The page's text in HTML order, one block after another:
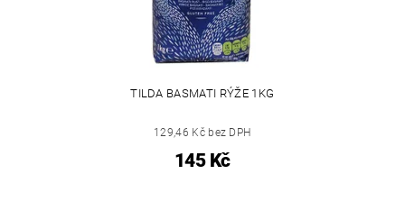
TILDA BASMATI RÝŽE 1KG
129,46 Kč bez DPH
145 Kč